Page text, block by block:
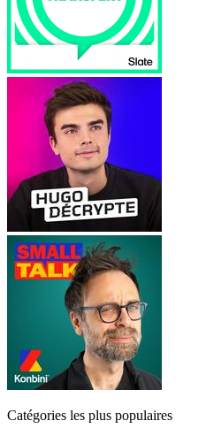
Catégories les plus populaires